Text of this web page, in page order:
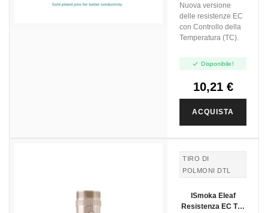
Nuova versione
delle resistenze EC
con Controllo della
Temperatura (TC).
 Disponibile!
10,21 €
ACQUISTA
TIRO DI
POLMONI DTL
ISmoka Eleaf
Resistenza EC TC-